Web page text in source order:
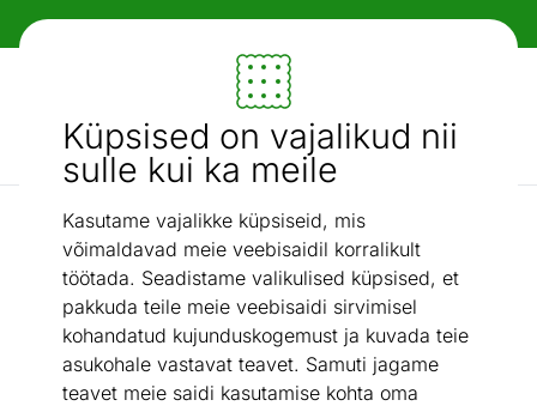
Küpsised on vajalikud nii
sulle kui ka meile
Kasutame vajalikke küpsiseid, mis
võimaldavad meie veebisaidil korralikult
töötada. Seadistame valikulised küpsised, et
pakkuda teile meie veebisaidi sirvimisel
kohandatud kujunduskogemust ja kuvada teie
asukohale vastavat teavet. Samuti jagame
teavet meie saidi kasutamise kohta oma
Paindlikud ja mugavad makseviisid!
Mööbel ja sisustus - ON24
Otsi...
AI otsing
Riidekappide lisad / Riputustoruga moodul Easy Dress